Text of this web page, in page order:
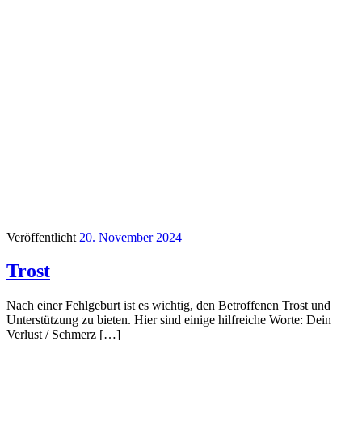
Veröffentlicht 20. November 2024
Trost
Nach einer Fehlgeburt ist es wichtig, den Betroffenen Trost und
Unterstützung zu bieten. Hier sind einige hilfreiche Worte: Dein
Verlust / Schmerz […]